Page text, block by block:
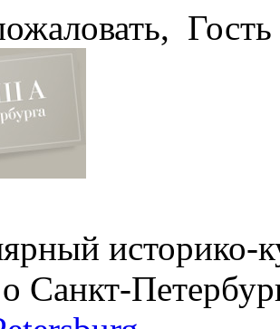
Гость
историко-
Санкт-